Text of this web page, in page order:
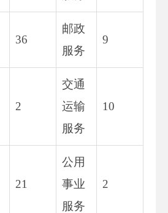
36
邮政
服务
9
2
交通
运输
服务
10
21
公用
事业
服务
2